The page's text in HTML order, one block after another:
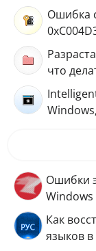
Ошибка
что
Ошибки
Windows
Как
языков в